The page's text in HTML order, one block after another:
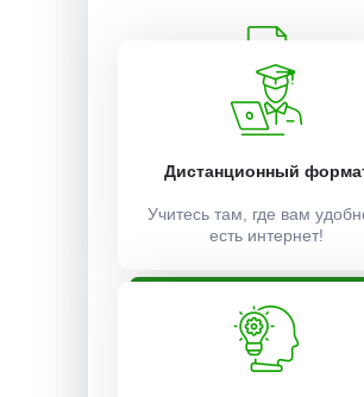
Учебный план:
Получить
Стоимость:
1500 ₽
Дистанционный
Учитесь там, где вам
есть интернет!